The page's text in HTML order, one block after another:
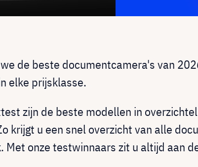
de beste documentcamera's van
elke prijsklasse.
zijn de beste modellen in
krijgt u een snel overzicht van alle
Met onze testwinnaars zit u altijd aan